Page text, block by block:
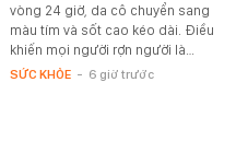
vòng 24 giờ, da cô chuyển sang
màu tím và sốt cao kéo dài. Điều
khiến mọi người rợn người là…
SỨC KHỎE - 6 giờ trước